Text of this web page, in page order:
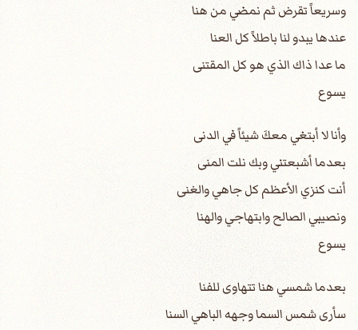
وسريعاً تقرض ثم نمضي من هنا
عندها يبدو لنا باطلاً كل العنا
ما عدا ذاك الذي هو كل المقتنى
يسوع
وأنا لا أبتغي معكَ شيئاً في الدنى
بعدما أشبعتني وبك نلت المنى
أنت كنزي الأعظم كل جاهي والغنى
ونصيبي الصالح وابتهاجي والهنا
يسوع
بعدما شمسي هنا تتهاوى للفنا
سأرى شمس السما وجهه الباهي السنا